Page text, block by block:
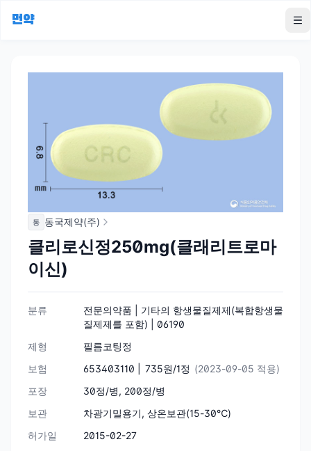
먼약
동 동국제약(주)
클리로신정250mg(클래리트로마
이신)
분류
전문의약품 | 기타의 항생물질제제(복합항생물
질제제를 포함) | 06190
제형
필름코팅정
보험
653403110 | 735원/1정 (2023-09-05 적용)
포장
30정/병, 200정/병
보관
차광기밀용기, 상온보관(15-30℃)
허가일
2015-02-27